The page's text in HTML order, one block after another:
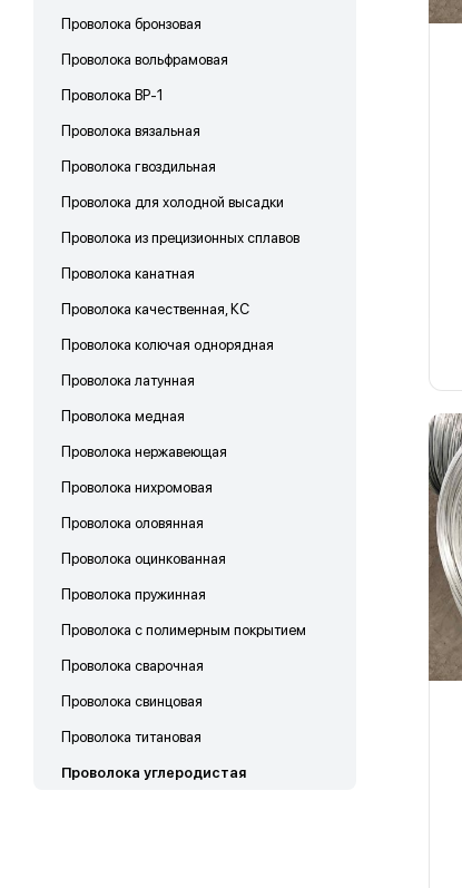
Проволока бронзовая
Проволока вольфрамовая
Проволока ВР-1
Проволока вязальная
Проволока гвоздильная
Проволока для холодной высадки
Проволока из прецизионных сплавов
Проволока канатная
Проволока качественная, КС
Проволока колючая однорядная
Проволока латунная
Проволока медная
Проволока нержавеющая
Проволока нихромовая
Проволока оловянная
Проволока оцинкованная
Проволока пружинная
Проволока с полимерным покрытием
Проволока сварочная
Проволока свинцовая
Проволока титановая
Проволока углеродистая